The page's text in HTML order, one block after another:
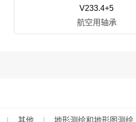
V233.4+5
航空用轴承
其他 地形测绘和地形图测绘